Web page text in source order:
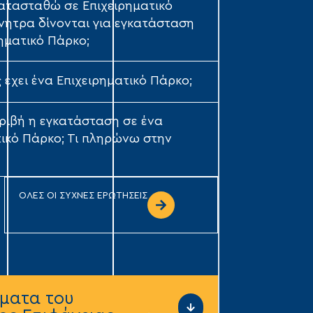
σε Επιχειρηματικό
δίνονται για εγκατάσταση
Πάρκο;
ένα Επιχειρηματικό Πάρκο;
η εγκατάσταση σε ένα
Πάρκο; Τι πληρώνω στην
ΟΛΕΣ ΟΙ ΣΥΧΝΕΣ ΕΡΩΤΗΣΕΙΣ
του